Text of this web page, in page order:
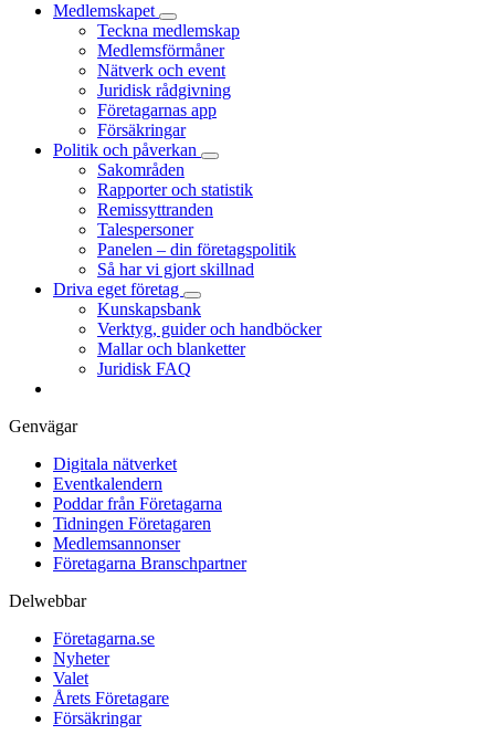
Medlemskapet
Teckna medlemskap
Medlemsförmåner
Nätverk och event
Juridisk rådgivning
Företagarnas app
Försäkringar
Politik och påverkan
Sakområden
Rapporter och statistik
Remissyttranden
Talespersoner
Panelen – din företagspolitik
Så har vi gjort skillnad
Driva eget företag
Kunskapsbank
Verktyg, guider och handböcker
Mallar och blanketter
Juridisk FAQ
Genvägar
Digitala nätverket
Eventkalendern
Poddar från Företagarna
Tidningen Företagaren
Medlemsannonser
Företagarna Branschpartner
Delwebbar
Företagarna.se
Nyheter
Valet
Årets Företagare
Försäkringar